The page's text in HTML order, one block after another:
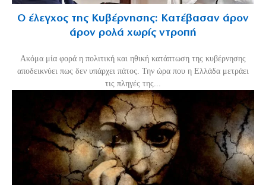
Ο έλεγχος της Κυβέρνησης: Κατέβασαν άρον
άρον ρολά χωρίς ντροπή
Ακόμα μία φορά η πολιτική και ηθική κατάπτωση της κυβέρνησης
αποδεικνύει πως δεν υπάρχει πάτος. Την ώρα που η Ελλάδα μετράει
τις πληγές της...